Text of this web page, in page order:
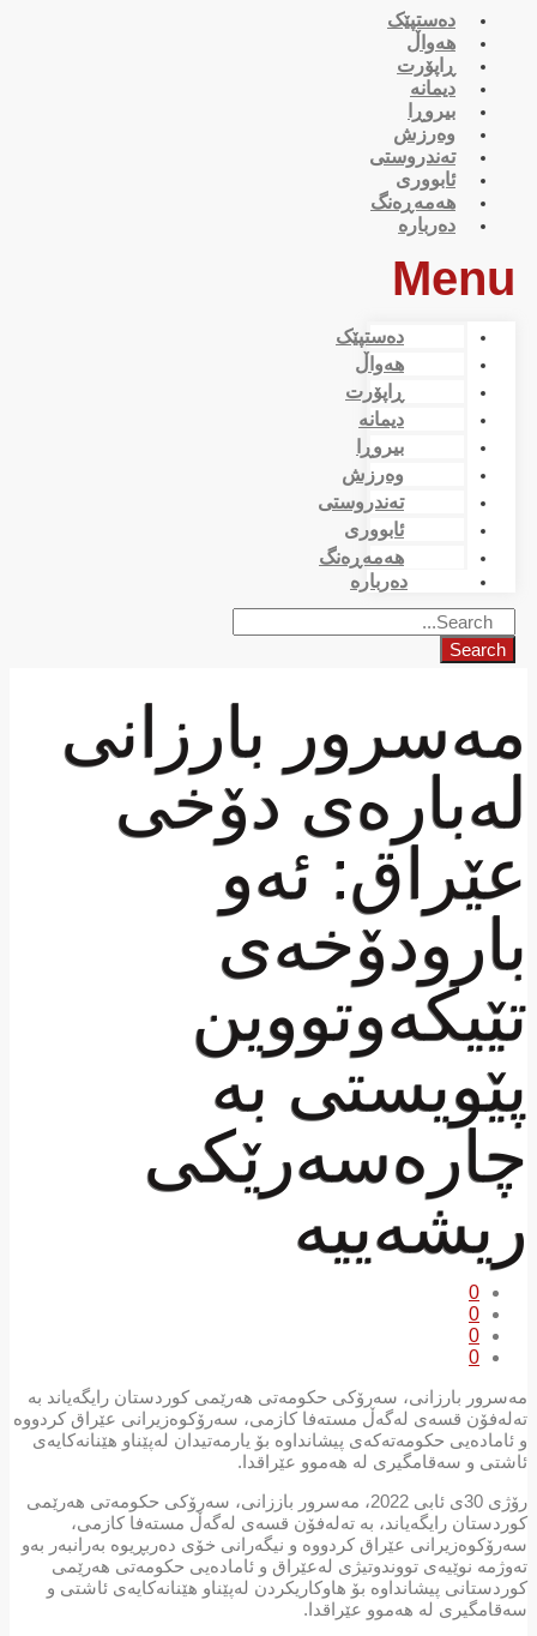
دەستپێک
هەواڵ
ڕاپۆرت
دیمانە
بیروڕا
وەرزش
تەندروستی
ئابووری
هەمەڕەنگ
دەربارە
Menu
دەستپێک
هەواڵ
ڕاپۆرت
دیمانە
بیروڕا
وەرزش
تەندروستی
ئابووری
هەمەڕەنگ
دەربارە
Search
مەسرور بارزانی
لەبارەی دۆخی
عێراق: ئەو
بارودۆخەی
تێیکەوتووین
پێویستی بە
چارەسەرێکی
ریشەییە
0
0
0
0
مەسرور بارزانی، سەرۆکی حکومەتی هەرێمی کوردستان رایگەیاند بە
تەلەفۆن قسەی لەگەڵ مستەفا کازمی، سەرۆکوەزیرانی عێراق کردووە
و ئامادەیی حکومەتەکەی پیشانداوە بۆ یارمەتیدان لەپێناو هێنانەکایەی
ئاشتی و سەقامگیری لە هەموو عێراقدا.
رۆژی 30ی ئابی 2022، مەسرور باززانی، سەرۆکی حکومەتی هەرێمی
کوردستان رایگەیاند، بە تەلەفۆن قسەی لەگەڵ مستەفا کازمی،
سەرۆکوەزیرانی عێراق کردووە و نیگەرانی خۆی دەربڕیوە بەرانبەر بەو
تەوژمە نوێیەی تووندوتیژی لەعێراق و ئامادەیی حکومەتی هەرێمی
کوردستانی پیشانداوە بۆ هاوکاریکردن لەپێناو هێنانەکایەی ئاشتی و
سەقامگیری لە هەموو عێراقدا.